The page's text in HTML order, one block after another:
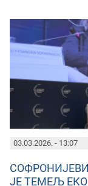
03.03.2026. - 13:07
ЈЕ ТЕМЕЉ